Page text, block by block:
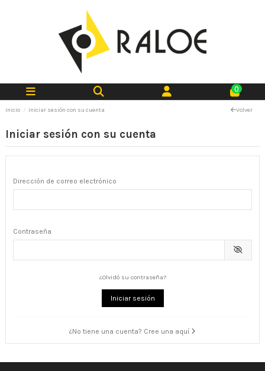
0
Inicio Iniciar sesión con su cuenta Volver
Iniciar sesión con su cuenta
Dirección de correo electrónico
Contraseña
¿Olvidó su contraseña?
Iniciar sesión
¿No tiene una cuenta? Cree una aquí